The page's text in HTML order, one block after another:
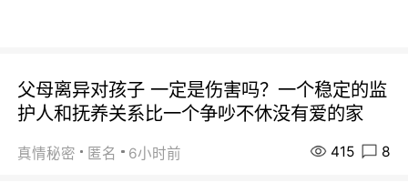
父母离异对孩子 一定是伤害吗？一个稳定的监
护人和抚养关系比一个争吵不休没有爱的家
真情秘密 匿名 6小时前 415 8